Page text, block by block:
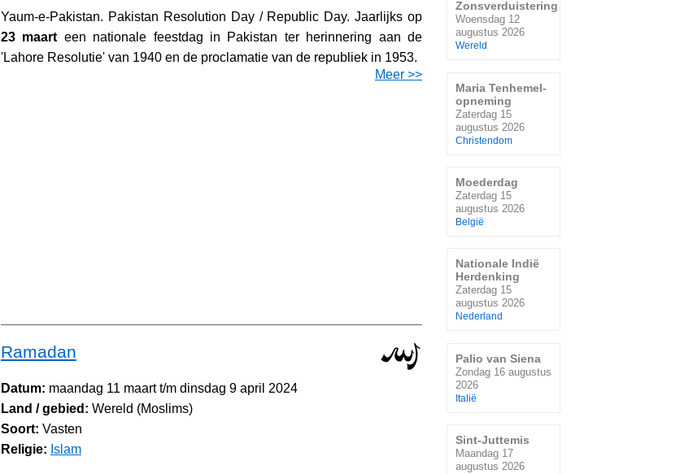
Yaum-e-Pakistan. Pakistan Resolution Day / Republic Day. Jaarlijks op
23 maart een nationale feestdag in Pakistan ter herinnering aan de
'Lahore Resolutie' van 1940 en de proclamatie van de republiek in 1953.
Meer >>
Ramadan
Datum: maandag 11 maart t/m dinsdag 9 april 2024
Land / gebied: Wereld (Moslims)
Soort: Vasten
Religie: Islam
Zonsverduistering
Woensdag 12
augustus 2026
Wereld
Maria Tenhemel-
opneming
Zaterdag 15
augustus 2026
Christendom
Moederdag
Zaterdag 15
augustus 2026
België
Nationale Indië
Herdenking
Zaterdag 15
augustus 2026
Nederland
Palio van Siena
Zondag 16 augustus
2026
Italië
Sint-Juttemis
Maandag 17
augustus 2026